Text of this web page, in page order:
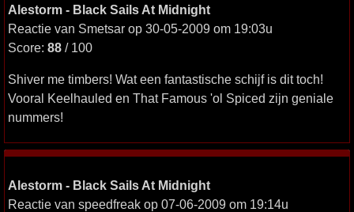
Alestorm - Black Sails At Midnight
Reactie van Smetsar op 30-05-2009 om 19:03u
Score: 88 / 100
Shiver me timbers! Wat een fantastische schijf is dit toch!
Vooral Keelhauled en That Famous 'ol Spiced zijn geniale
nummers!
Alestorm - Black Sails At Midnight
Reactie van speedfreak op 07-06-2009 om 19:14u